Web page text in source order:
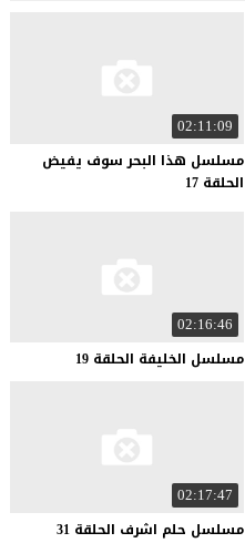
02:11:09
مسلسل هذا البحر سوف يفيض
الحلقة 17
02:16:46
مسلسل الخليفة الحلقة 19
02:17:47
مسلسل حلم اشرف الحلقة 31